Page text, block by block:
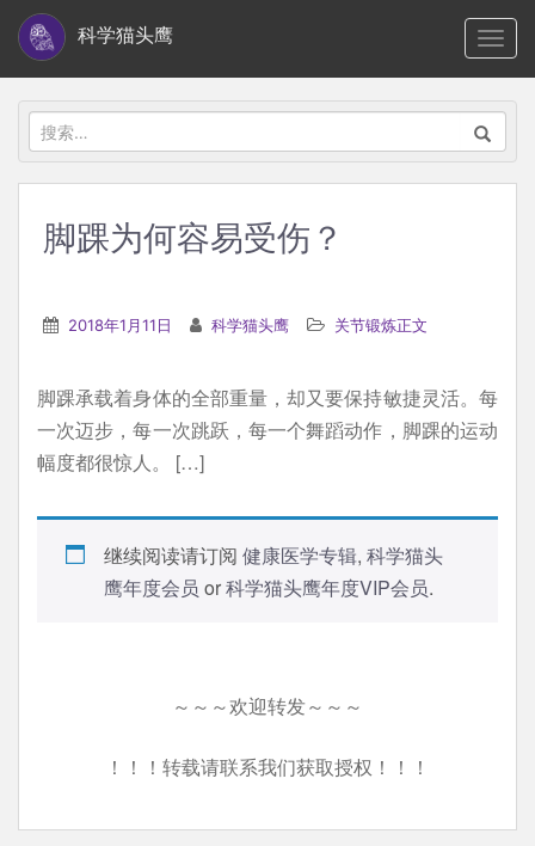
i
科学猫头鹰
搜
索：
脚踝为何容易受伤？
2018年1月11日 科学猫头鹰 关节锻炼正文
脚踝承载着身体的全部重量，却又要保持敏捷灵活。每
一次迈步，每一次跳跃，每一个舞蹈动作，脚踝的运动
幅度都很惊人。 […]
继续阅读请订阅 健康医学专辑, 科学猫头
鹰年度会员 or科学猫头鹰年度VIP会员.
～～～欢迎转发～～～
！！！转载请联系我们获取授权！！！